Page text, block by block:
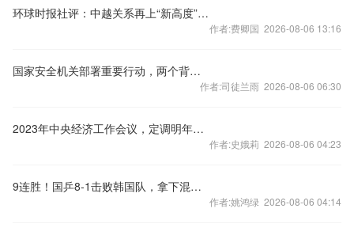
环球时报社评：中越关系再上“新高度”令人期待
作者:费卿国 2026-08-06 13:16
国家安全机关部署重要行动，两个背景值得关注
作者:司徒兰雨 2026-08-06 06:30
2023年中央经济工作会议，定调明年经济工作
作者:史娥莉 2026-08-06 04:23
9连胜！国乒8-1击败韩国队，拿下混合团体世界杯冠军
作者:姚鸿绿 2026-08-06 04:14